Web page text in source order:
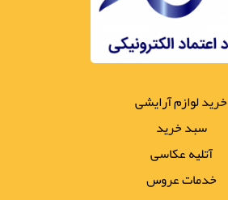
خرید لوازم آرایشی
سبد خرید
آتلیه عکاسی
خدمات عروس